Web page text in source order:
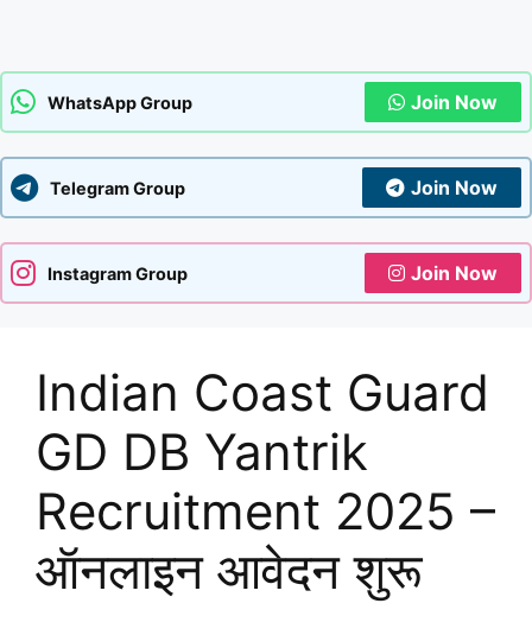
WhatsApp Group Join Now
Telegram Group Join Now
Instagram Group Join Now
Indian Coast Guard
GD DB Yantrik
Recruitment 2025 –
ऑनलाइन आवेदन शुरू